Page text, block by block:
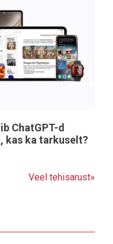
ChatGPT-d
kas ka tarkuselt?
Veel tehisarust»